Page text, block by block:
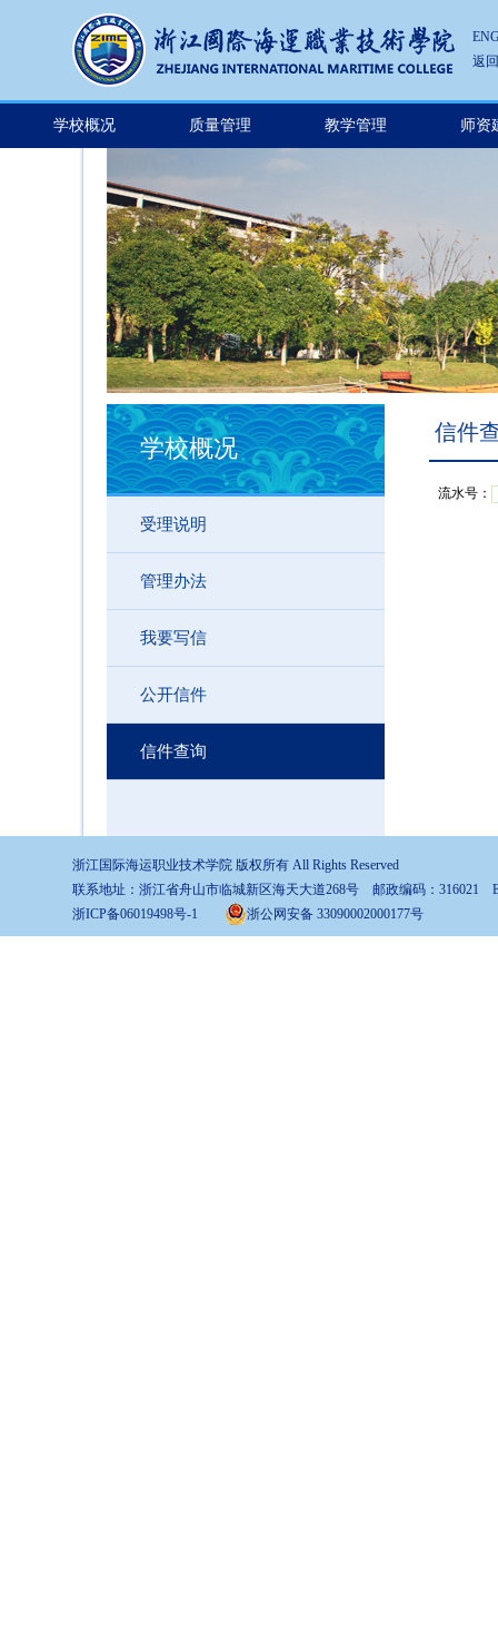
返
学校概况 质量管理 教学管理 师资
学校概况
受理说明
管理办法
我要写信
公开信件
信件查询
信件
流水号：
浙江国际海运职业技术学院 版权所有 All Rights Reserved
联系地址：浙江省舟山市临城新区海天大道268号 邮政编码：316021
浙ICP备06019498号-1
浙公网安备 33090002000177号